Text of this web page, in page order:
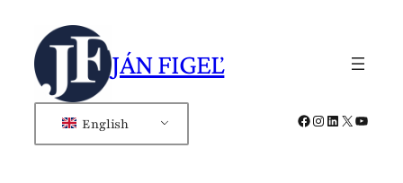
content
JÁN FIGEĽ
English Facebook
Instagram
LinkedIn
X